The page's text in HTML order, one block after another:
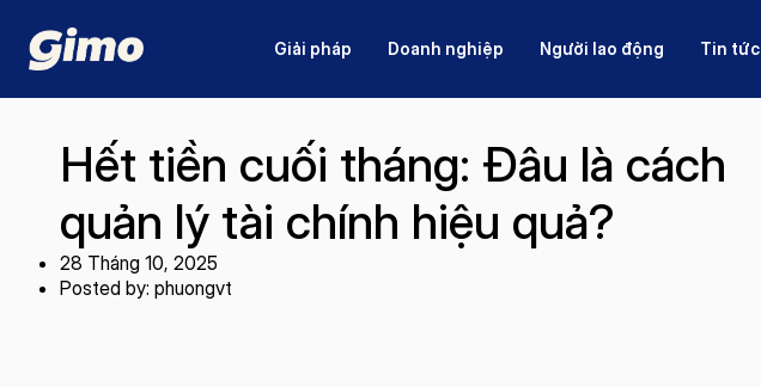
Giải pháp Doanh nghiệp Người lao động Tin tức
Hết tiền cuối tháng: Đâu là cách
quản lý tài chính hiệu quả?
28 Tháng 10, 2025
Posted by: phuongvt